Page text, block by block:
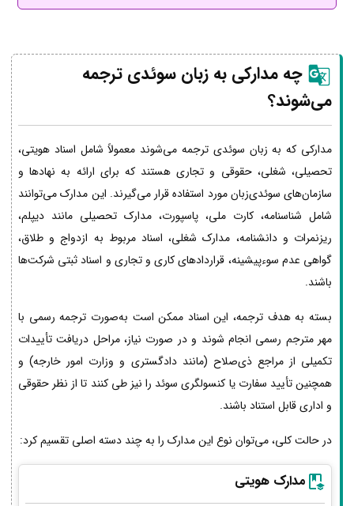
چه مدارکی به زبان سوئدی ترجمه
می‌شوند؟
مدارکی که به زبان سوئدی ترجمه می‌شوند معمولاً شامل اسناد هویتی،
تحصیلی، شغلی، حقوقی و تجاری هستند که برای ارائه به نهادها و
سازمان‌های سوئدی‌زبان مورد استفاده قرار می‌گیرند. این مدارک می‌توانند
شامل شناسنامه، کارت ملی، پاسپورت، مدارک تحصیلی مانند دیپلم،
ریزنمرات و دانشنامه، مدارک شغلی، اسناد مربوط به ازدواج و طلاق،
گواهی عدم سوءپیشینه، قراردادهای کاری و تجاری و اسناد ثبتی شرکت‌ها
باشند.
بسته به هدف ترجمه، این اسناد ممکن است به‌صورت ترجمه رسمی با
مهر مترجم رسمی انجام شوند و در صورت نیاز، مراحل دریافت تأییدات
تکمیلی از مراجع ذی‌صلاح (مانند دادگستری و وزارت امور خارجه) و
همچنین تأیید سفارت یا کنسولگری سوئد را نیز طی کنند تا از نظر حقوقی
و اداری قابل استناد باشند.
در حالت کلی، می‌توان نوع این مدارک را به چند دسته اصلی تقسیم کرد:
مدارک هویتی